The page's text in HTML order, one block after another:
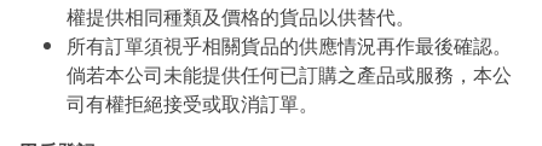
權提供相同種類及價格的貨品以供替代。
所有訂單須視乎相關貨品的供應情況再作最後確認。
倘若本公司未能提供任何已訂購之產品或服務，本公
司有權拒絕接受或取消訂單。